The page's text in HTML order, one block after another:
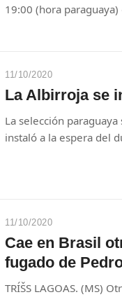
19:00 (hora
camino a Rusia 2018,
mundial.
11/10/2020
La Albirroja se
La selección
instaló a la espera del
11/10/2020
Cae en Brasil
fugado de
TRÍŠS LAGOAS. (MS)